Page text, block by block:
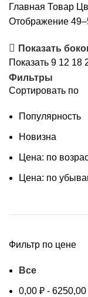
Главная Товар
Отображение
Показать
Показать 9 12 18
Фильтры
Сортировать по
Популярность
Новизна
Цена: по
Цена: по
Фильтр по цене
Все
0,00 ₽ - 6250,00